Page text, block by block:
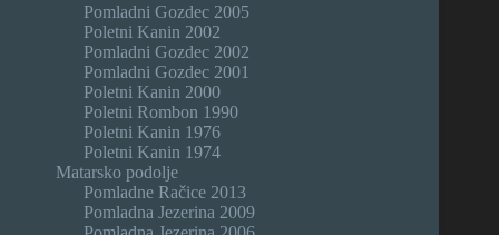
Pomladni Gozdec 2005
Poletni Kanin 2002
Pomladni Gozdec 2002
Pomladni Gozdec 2001
Poletni Kanin 2000
Poletni Rombon 1990
Poletni Kanin 1976
Poletni Kanin 1974
Matarsko podolje
Pomladne Račice 2013
Pomladna Jezerina 2009